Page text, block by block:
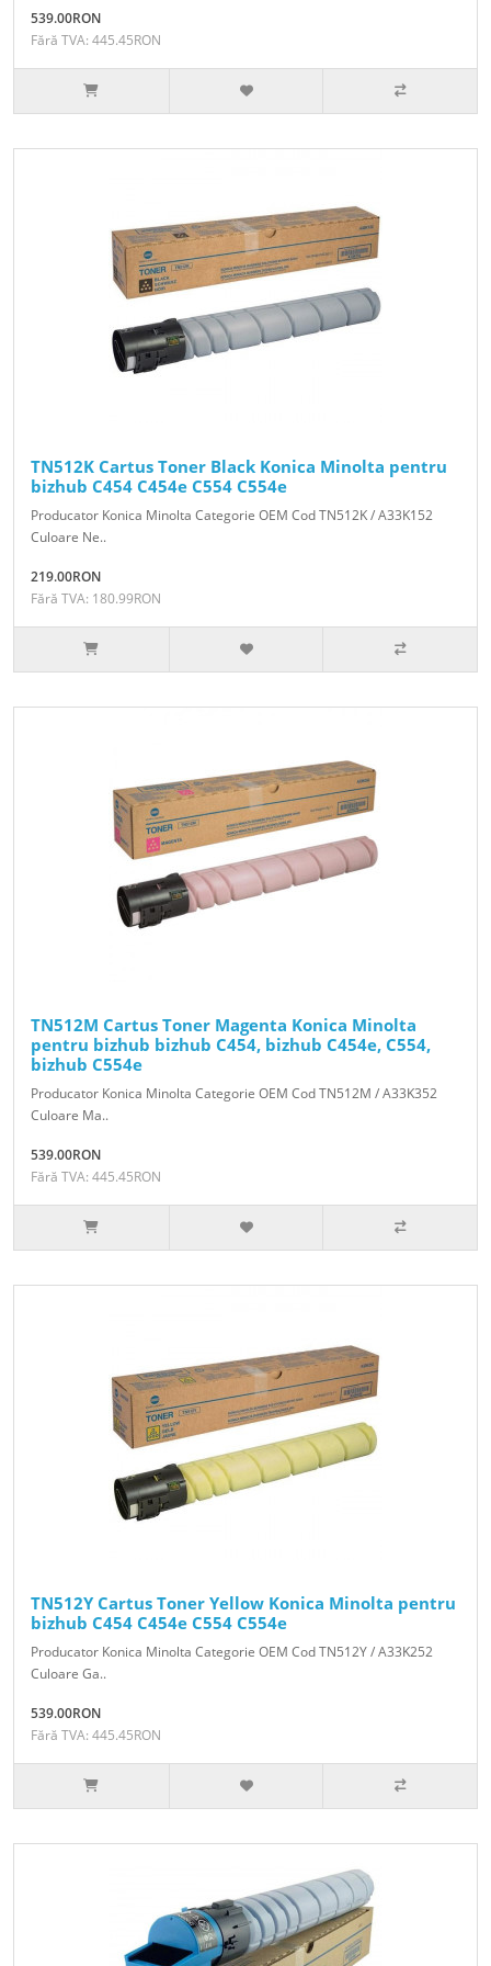
539.00RON
Fără TVA: 445.45RON
TN512K Cartus Toner Black Konica Minolta pentru
bizhub C454 C454e C554 C554e
Producator Konica Minolta Categorie OEM Cod TN512K / A33K152
Culoare Ne..
219.00RON
Fără TVA: 180.99RON
TN512M Cartus Toner Magenta Konica Minolta
pentru bizhub bizhub C454, bizhub C454e, C554,
bizhub C554e
Producator Konica Minolta Categorie OEM Cod TN512M / A33K352
Culoare Ma..
539.00RON
Fără TVA: 445.45RON
TN512Y Cartus Toner Yellow Konica Minolta pentru
bizhub C454 C454e C554 C554e
Producator Konica Minolta Categorie OEM Cod TN512Y / A33K252
Culoare Ga..
539.00RON
Fără TVA: 445.45RON